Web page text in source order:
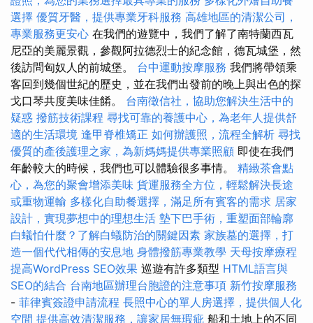
選擇 優質牙醫，提供專業牙科服務 高雄地區的清潔公司，
專業服務更安心 在我們的遊覽中，我們了解了南特蘭西瓦
尼亞的美麗景觀，參觀阿拉德烈士的紀念館，德瓦城堡，然
後訪問匈奴人的前城堡。 台中運動按摩服務 我們將帶領乘
客回到幾個世紀的歷史，並在我們出發前的晚上與出色的探
戈口琴共度美味佳餚。 台南徵信社，協助您解決生活中的
疑惑 撥筋技術課程 尋找可靠的養護中心，為老年人提供舒
適的生活環境 逢甲脊椎矯正 如何辦護照，流程全解析 尋找
優質的產後護理之家，為新媽媽提供專業照顧 即使在我們
年齡較大的時候，我們也可以體驗很多事情。 精緻茶會點
心，為您的聚會增添美味 貨運服務全方位，輕鬆解決長途
或重物運輸 多樣化自助餐選擇，滿足所有賓客的需求 居家
設計，實現夢想中的理想生活 墊下巴手術，重塑面部輪廓
白蟻怕什麼？了解白蟻防治的關鍵因素 家族墓的選擇，打
造一個代代相傳的安息地 身體撥筋專業教學 天母按摩療程
提高WordPress SEO效果 巡遊有許多類型 HTML語言與
SEO的結合 台南地區辦理台胞證的注意事項 新竹按摩服務
- 菲律賓簽證申請流程 長照中心的單人房選擇，提供個人化
空間 提供高效清潔服務，讓家居無瑕疵 船和土地上的不同